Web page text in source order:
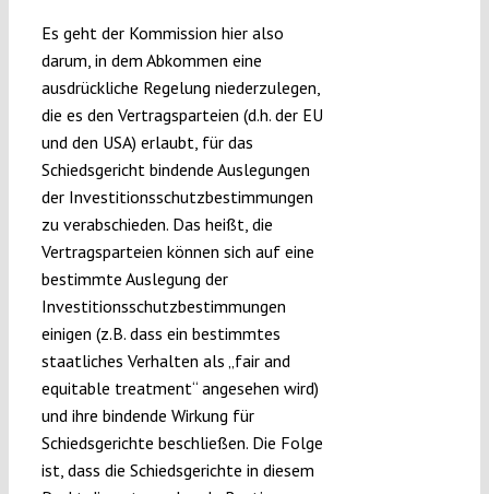
Es geht der Kommission hier also
darum, in dem Abkommen eine
ausdrückliche Regelung niederzulegen,
die es den Vertragsparteien (d.h. der EU
und den USA) erlaubt, für das
Schiedsgericht bindende Auslegungen
der Investitionsschutzbestimmungen
zu verabschieden. Das heißt, die
Vertragsparteien können sich auf eine
bestimmte Auslegung der
Investitionsschutzbestimmungen
einigen (z.B. dass ein bestimmtes
staatliches Verhalten als „fair and
equitable treatment“ angesehen wird)
und ihre bindende Wirkung für
Schiedsgerichte beschließen. Die Folge
ist, dass die Schiedsgerichte in diesem